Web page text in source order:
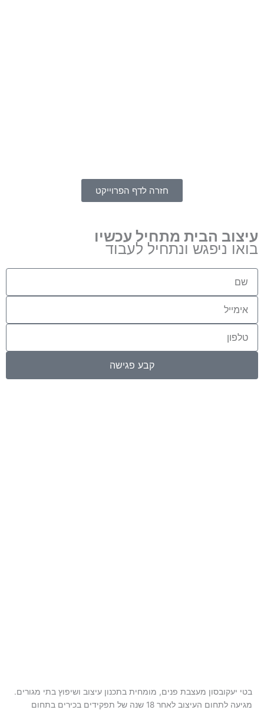
חזרה לדף הפרוייקט
עיצוב הבית מתחיל עכשיו
בואו ניפגש ונתחיל לעבוד
קבע פגישה
בטי יעקובסון מעצבת פנים, מומחית בתכנון עיצוב ושיפוץ בתי מגורים.
מגיעה לתחום העיצוב לאחר 18 שנה של תפקידים בכירים בתחום